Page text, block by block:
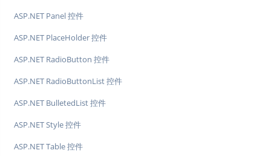
ASP.NET Panel 控件
ASP.NET PlaceHolder 控件
ASP.NET RadioButton 控件
ASP.NET RadioButtonList 控件
ASP.NET BulletedList 控件
ASP.NET Style 控件
ASP.NET Table 控件